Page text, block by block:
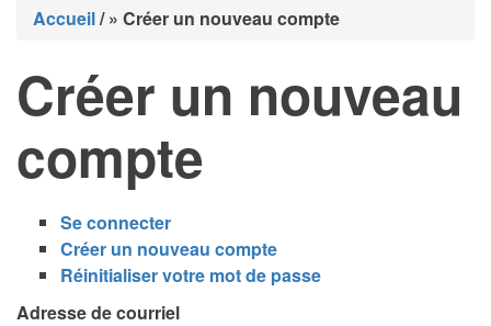
d'Ariane
Accueil/ Créer un nouveau compte
Créer un nouveau
compte
Onglets
principaux
Se connecter
Créer un nouveau compte
actif)
Réinitialiser votre mot de passe
Adresse de courriel